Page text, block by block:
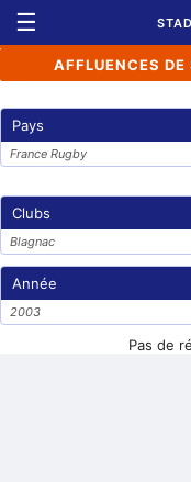
☰
AFFLUENCES
Pays
France Rugby
Clubs
Blagnac
Année
2003
Pas de